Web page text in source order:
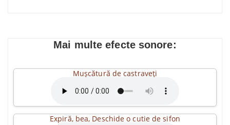
Mai multe efecte sonore:
Mușcătură de castraveți
Expiră, bea, Deschide o cutie de sifon